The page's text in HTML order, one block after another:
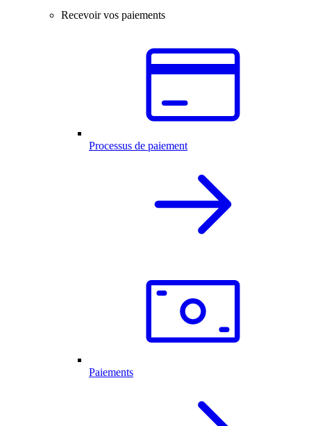
Recevoir vos paiements
Processus de paiement
Paiements